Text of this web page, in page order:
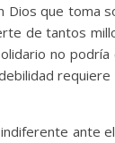
Dios que toma
de tantos
no
ante